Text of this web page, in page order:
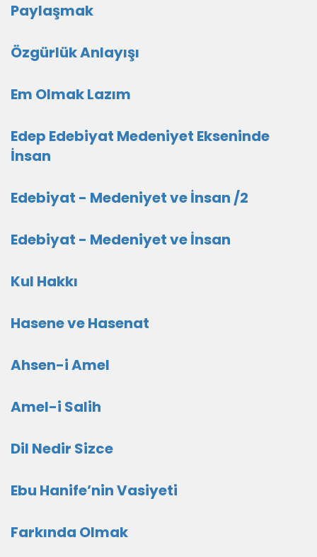
Paylaşmak
Özgürlük Anlayışı
Em Olmak Lazım
Edep Edebiyat Medeniyet Ekseninde
İnsan
Edebiyat - Medeniyet ve İnsan /2
Edebiyat - Medeniyet ve İnsan
Kul Hakkı
Hasene ve Hasenat
Ahsen-i Amel
Amel-i Salih
Dil Nedir Sizce
Ebu Hanife’nin Vasiyeti
Farkında Olmak